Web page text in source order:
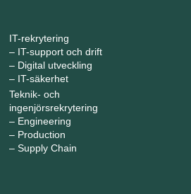
IT-rekrytering
– IT-support och drift
– Digital utveckling
– IT-säkerhet
Teknik- och
ingenjörsrekrytering
– Engineering
– Production
– Supply Chain